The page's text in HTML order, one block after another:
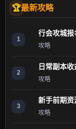
最新攻略
1
行会攻城报
攻略
2
日常副本
攻略
3
新手前期资
攻略